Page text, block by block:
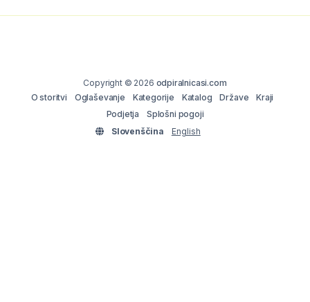
Copyright © 2026 odpiralnicasi.com
O storitvi
Oglaševanje Kategorije Katalog Države
Kraji
Podjetja
Splošni pogoji
Slovenščina
English